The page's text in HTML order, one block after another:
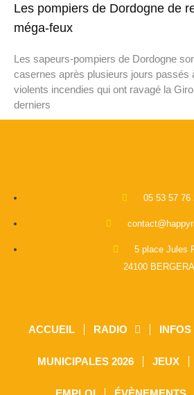
Les pompiers de Dordogne de
méga-feux
Les sapeurs-pompiers de Dordogne
casernes après plusieurs jours passés
violents incendies qui ont ravagé la
derniers
05 53 57 76
5 place Jules
24100
ACCUEIL RADIO INFOS
MUNICIPALES 2026 JEUX